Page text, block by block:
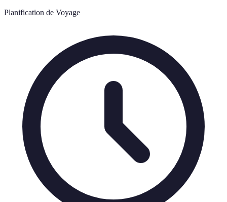
Planification de Voyage